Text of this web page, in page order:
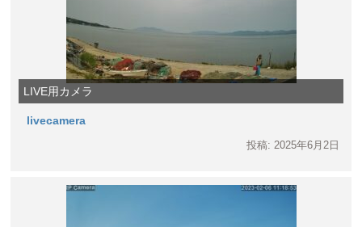
LIVE用カメラ
livecamera
投稿: 2025年6月2日